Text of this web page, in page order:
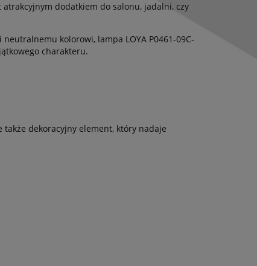
dodatkiem do salonu, jadalni, czy
kolorowi, lampa LOYA P0461-09C-
charakteru.
także dekoracyjny element, który nadaje